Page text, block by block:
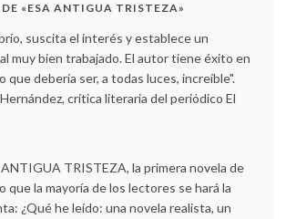
«ESA ANTIGUA TRISTEZA»
suscita el interés y establece un
muy bien trabajado. El autor tiene éxito en
que debería ser, a todas luces, increíble".
crítica literaria del periódico El
TRISTEZA, la primera novela de
que la mayoría de los lectores se hará la
¿Qué he leído: una novela realista, un